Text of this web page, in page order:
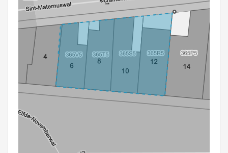
Hergebruik
Aanmelden